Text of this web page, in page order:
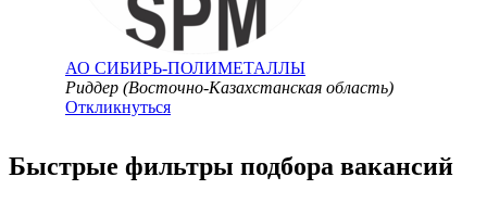
АО СИБИРЬ-ПОЛИМЕТАЛЛЫ
Риддер (Восточно-Казахстанская область)
Откликнуться
Быстрые фильтры подбора вакансий